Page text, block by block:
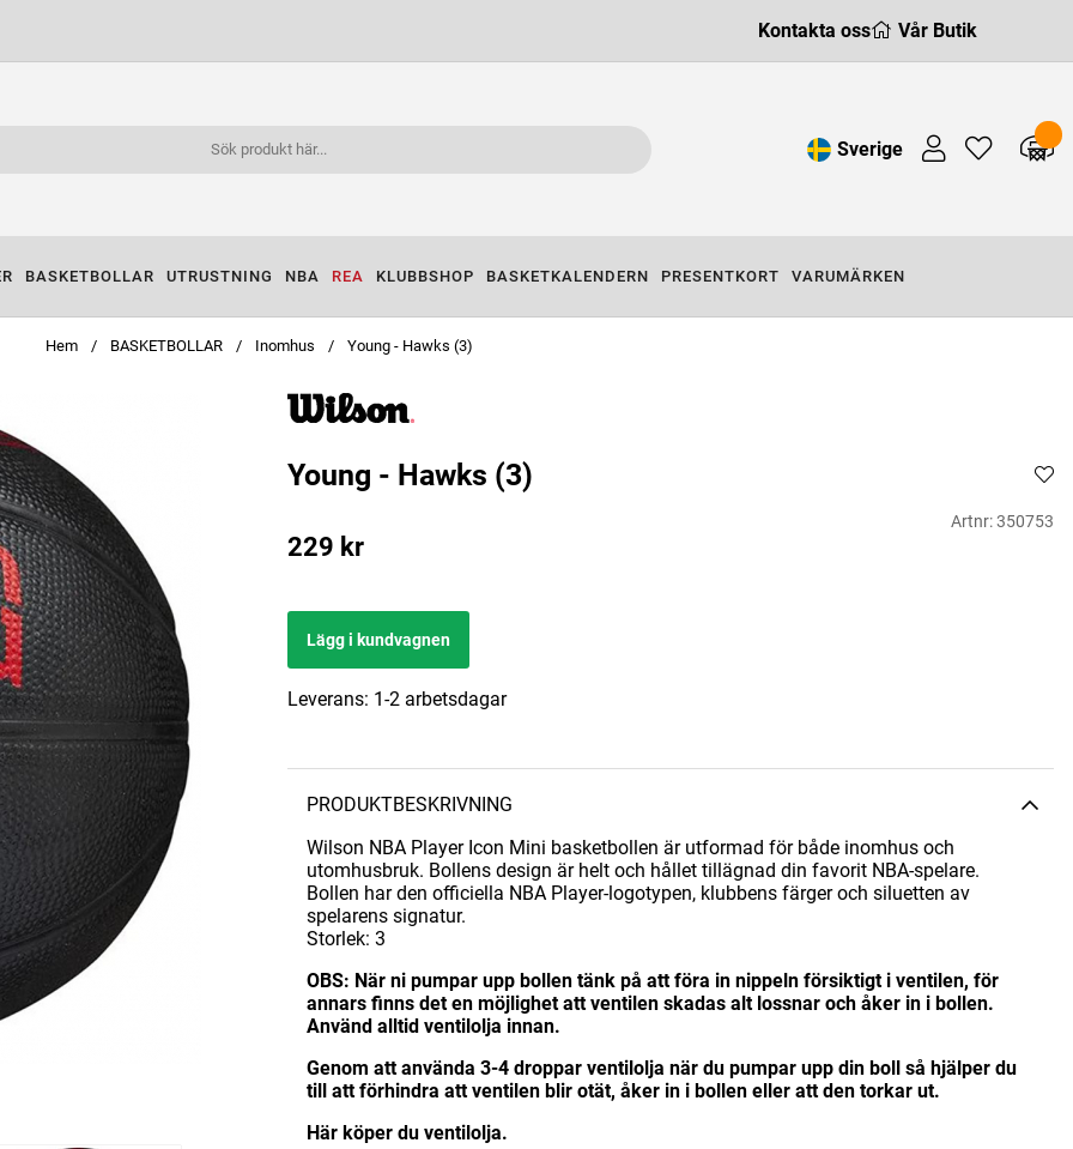
Kontakta oss Vår Butik
Sverige
BASKETBOLLAR UTRUSTNING NBA REA KLUBBSHOP BASKETKALENDERN PRESENTKORT VARUMÄRKEN
Hem BASKETBOLLAR Inomhus Young - Hawks (3)
Young - Hawks (3)
Artnr:350753
229 kr
Lägg i kundvagnen
Leverans: 1-2 arbetsdagar
PRODUKTBESKRIVNING
Wilson NBA Player Icon Mini basketbollen är utformad för både inomhus och
utomhusbruk. Bollens design är helt och hållet tillägnad din favorit NBA-spelare.
Bollen har den officiella NBA Player-logotypen, klubbens färger och siluetten av
spelarens signatur.
Storlek: 3
OBS: När ni pumpar upp bollen tänk på att föra in nippeln försiktigt i ventilen, för
annars finns det en möjlighet att ventilen skadas alt lossnar och åker in i bollen.
Använd alltid ventilolja innan.
Genom att använda 3-4 droppar ventilolja när du pumpar upp din boll så hjälper du
till att förhindra att ventilen blir otät, åker in i bollen eller att den torkar ut.
Här köper du ventilolja.